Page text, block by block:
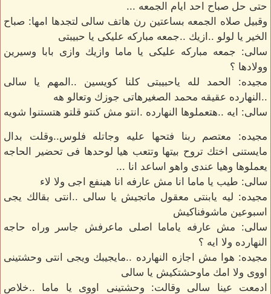
حتى حل صباح احد ايام الجمعه ...
وقبيل صلاه الجمعه بساعتين رن هاتف سالى لتجدها امها: صباح
الخير يا لولو ..ازيك ..جمعه مباركه عليكى يا حبيبتى
سالى: جمعه مباركه عليكى يا ماما وازيك وازى بابا وسيرين
وولادها ؟
مجيده: الحمد لله ياحبيبتى كلنا كويسين ..المهم يا سالى
..النهارده عقيقه محمد الصغيرهاتى جوزك وتعالو هه
سالى: ايه ..هتعملوها النهارده .انتو مش كنتو قلتو هتستنوا شويه
مجيده: معتصم ربنا فتحها عليه وجاتله فلوس..وقلت بدال
مايستنى اختك تروح بيتها وتتعب هيا لوحدها فى تحضير الحاجه
يعملوها وهيا عندى واهو اساعد انا ...
سالى: طيب يا ماما انا مش عارفه انا هينفع اجى ولا لاء
مجيده: ليه يابنتى معقول ماتجيش يا سالى ..انتى بقالك يجى
اسبوعين ماشوفناكيش
سالى: مش عارفه ياماما اصلى ماعرفش جاسر وراه حاجه
النهارده ولا ايه ؟
مجيده: هوا مش اجازه النهارده ..مايجيبك ويجى انتى وحشتينى
اووى ولا امك ماوحشتكيش يا سالى
ادمعت عينا سالى وقالت: وحشتينى اووى يا ماما ..خلاص